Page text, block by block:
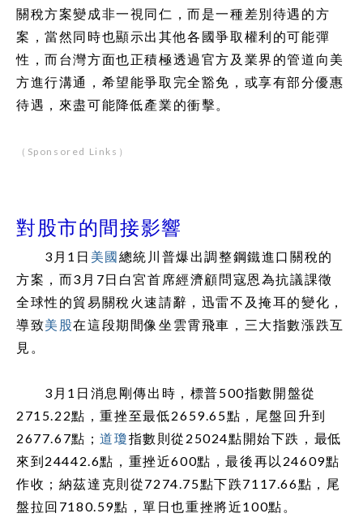
關稅方案變成非一視同仁，而是一種差別待遇的方
案，當然同時也顯示出其他各國爭取權利的可能彈
性，而台灣方面也正積極透過官方及業界的管道向美
方進行溝通，希望能爭取完全豁免，或享有部分優惠
待遇，來盡可能降低產業的衝擊。
（Sponsored Links）
對股市的間接影響
3月1日 美國總統川普爆出調整鋼鐵進口關稅的
方案，而3月7日白宮首席經濟顧問寇恩為抗議課徵
全球性的貿易關稅火速請辭，迅雷不及掩耳的變化，
導致美股在這段期間像坐雲霄飛車，三大指數漲跌互
見。
3月1日消息剛傳出時，標普500指數開盤從
2715.22點，重挫至最低2659.65點，尾盤回升到
2677.67點；道瓊指數則從25024點開始下跌，最低
來到24442.6點，重挫近600點，最後再以24609點
作收；納茲達克則從7274.75點下跌7117.66點，尾
盤拉回7180.59點，單日也重挫將近100點。